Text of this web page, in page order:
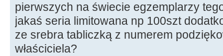
pierwszych na świecie egzemplarzy
jakaś seria limitowana np 100szt
ze srebra tabliczką z numerem
właściciela?